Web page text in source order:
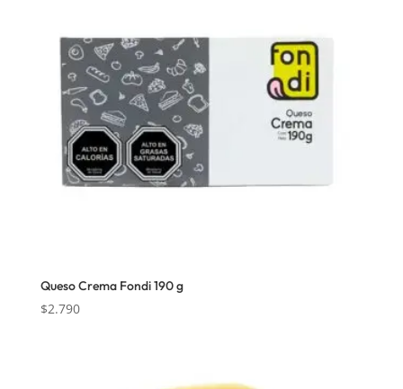
Queso Crema Fondi 190 g
$2.790